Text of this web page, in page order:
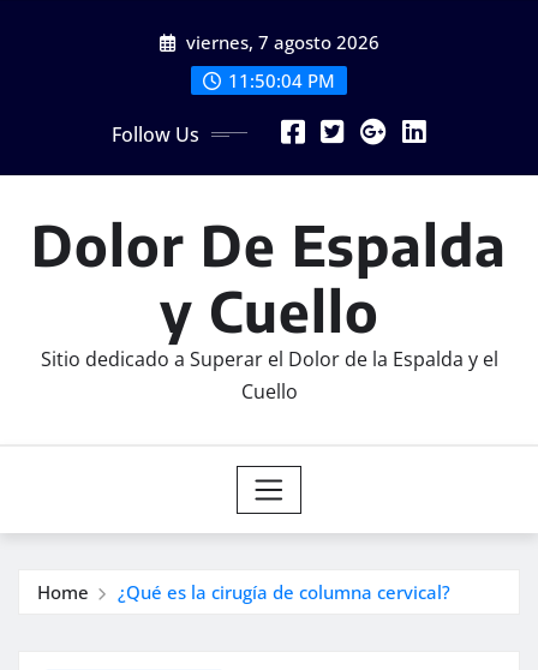
viernes, 7 agosto 2026
11:50:05 PM
Follow Us
Dolor De Espalda
y Cuello
Sitio dedicado a Superar el Dolor de la Espalda y el
Cuello
Home ¿Qué es la cirugía de columna cervical?